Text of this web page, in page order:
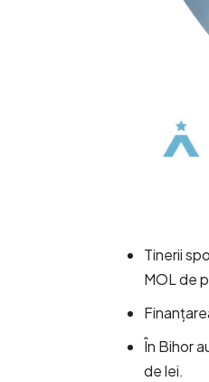
Tinerii
MOL de
În Bihor
de lei.